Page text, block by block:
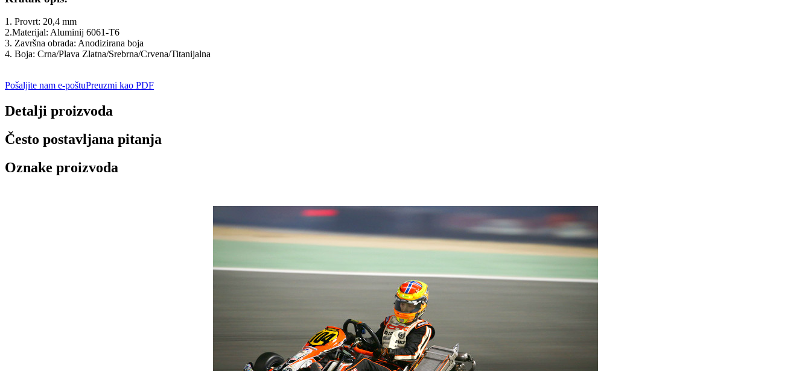
1. Provrt: 20,4 mm
2.Materijal: Aluminij 6061‐T6
3. Završna obrada: Anodizirana boja
4. Boja: Crna/Plava Zlatna/Srebrna/Crvena/Titanijalna
Pošaljite nam e-poštuPreuzmi kao PDF
Detalji proizvoda
Često postavljana pitanja
Oznake proizvoda